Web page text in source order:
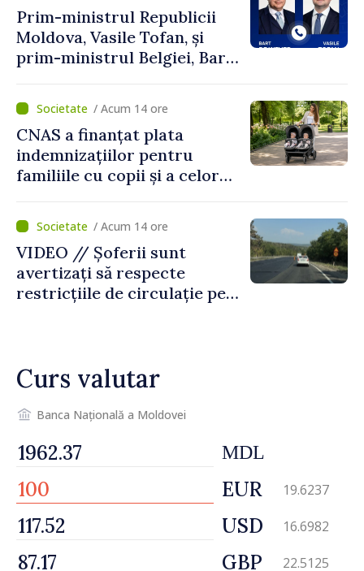
Prim-ministrul Republicii
Moldova, Vasile Tofan, și
prim-ministrul Belgiei, Bart
despre parcursul european
al Republicii Moldova.
/ Acum 14 ore
CNAS a finanțat plata
indemnizațiilor pentru
familiile cu copii și a celor
temporară de muncă
/ Acum 14 ore
VIDEO // Șoferii sunt
avertizați să respecte
restricțiile de circulație pe
Curs valutar
Banca Națională a Moldovei
MDL
EUR 19.6237
USD 16.6982
GBP 22.5125